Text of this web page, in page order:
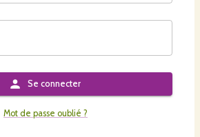
Se connecter
Mot de passe oublié ?